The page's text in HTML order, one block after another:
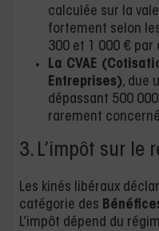
calculée sur la
fortement selon
300 et 1 000 € par
La CVAE
Entreprises), due
dépassant 500
rarement
3. L’impôt sur le
Les kinés libéraux
catégorie des
L’impôt dépend du